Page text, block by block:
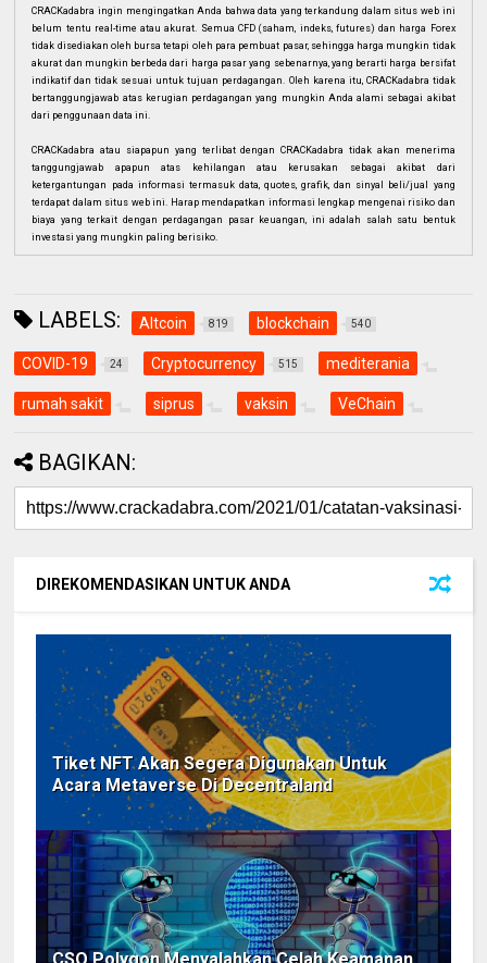
CRACKadabra ingin mengingatkan Anda bahwa data yang terkandung dalam situs web ini
belum tentu real-time atau akurat. Semua CFD (saham, indeks, futures) dan harga Forex
tidak disediakan oleh bursa tetapi oleh para pembuat pasar, sehingga harga mungkin tidak
akurat dan mungkin berbeda dari harga pasar yang sebenarnya, yang berarti harga bersifat
indikatif dan tidak sesuai untuk tujuan perdagangan. Oleh karena itu, CRACKadabra tidak
bertanggungjawab atas kerugian perdagangan yang mungkin Anda alami sebagai akibat
dari penggunaan data ini.
CRACKadabra atau siapapun yang terlibat dengan CRACKadabra tidak akan menerima
tanggungjawab apapun atas kehilangan atau kerusakan sebagai akibat dari
ketergantungan pada informasi termasuk data, quotes, grafik, dan sinyal beli/jual yang
terdapat dalam situs web ini. Harap mendapatkan informasi lengkap mengenai risiko dan
biaya yang terkait dengan perdagangan pasar keuangan, ini adalah salah satu bentuk
investasi yang mungkin paling berisiko.
LABELS: Altcoin 819 blockchain 540
COVID-19 24 Cryptocurrency 515 mediterania
rumah sakit siprus vaksin VeChain
BAGIKAN:
DIREKOMENDASIKAN UNTUK ANDA
Tiket NFT Akan Segera Digunakan Untuk
Acara Metaverse Di Decentraland